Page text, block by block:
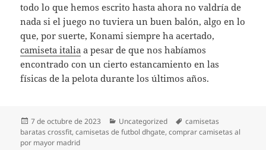
todo lo que hemos escrito hasta ahora no valdría de
nada si el juego no tuviera un buen balón, algo en lo
que, por suerte, Konami siempre ha acertado,
camiseta italia a pesar de que nos habíamos
encontrado con un cierto estancamiento en las
físicas de la pelota durante los últimos años.
Publicado
el
7 de octubre de 2023 Categorías
Uncategorized Etiquetas
camisetas
baratas crossfit,camisetas de futbol dhgate,comprar camisetas al
por mayor madrid